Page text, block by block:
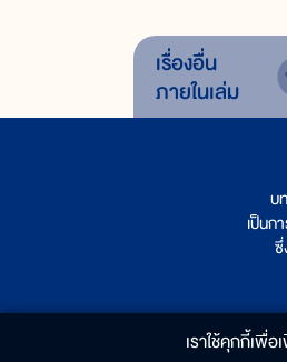
เรื่องอื่น
ภายในเล่ม
บ
เป็นก
เราใช้คุกกี้เพื่อ